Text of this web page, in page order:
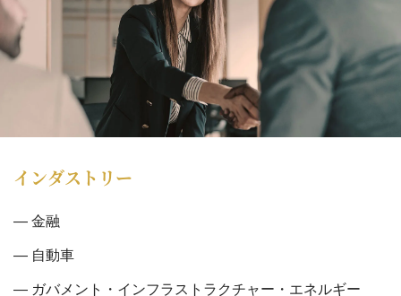
インダストリー
金融
自動車
ガバメント・インフラストラクチャー・エネルギー